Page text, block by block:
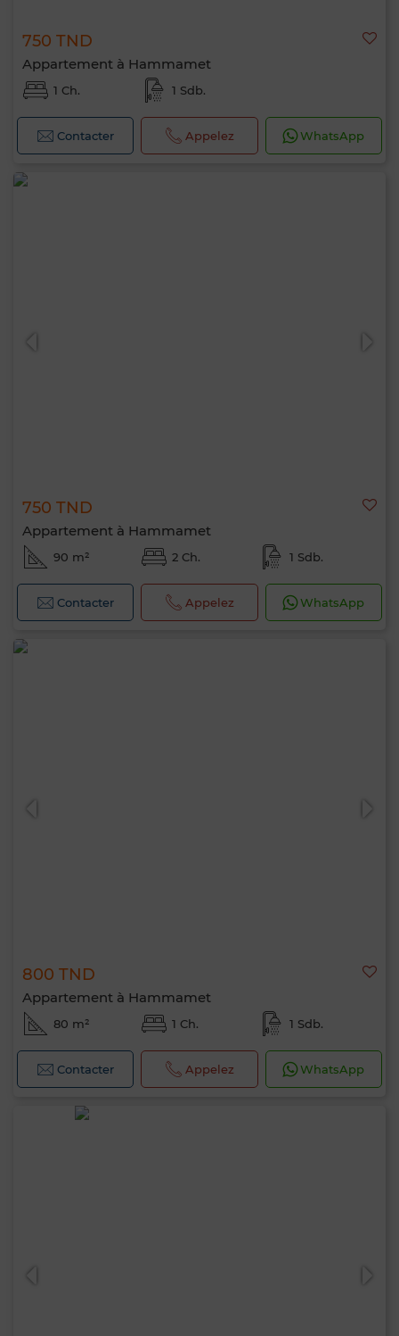
750 TND
Appartement à Hammamet
1 Ch. 1 Sdb.
Contacter Appelez WhatsApp
750 TND
Appartement à Hammamet
90 m² 2 Ch. 1 Sdb.
Contacter Appelez WhatsApp
800 TND
Appartement à Hammamet
80 m² 1 Ch. 1 Sdb.
Contacter Appelez WhatsApp